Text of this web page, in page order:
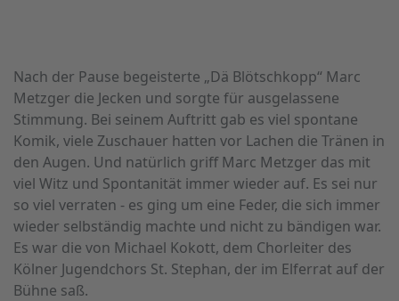
Nach der Pause begeisterte „Dä Blötschkopp“ Marc
Metzger die Jecken und sorgte für ausgelassene
Stimmung. Bei seinem Auftritt gab es viel spontane
Komik, viele Zuschauer hatten vor Lachen die Tränen in
den Augen. Und natürlich griff Marc Metzger das mit
viel Witz und Spontanität immer wieder auf. Es sei nur
so viel verraten - es ging um eine Feder, die sich immer
wieder selbständig machte und nicht zu bändigen war.
Es war die von Michael Kokott, dem Chorleiter des
Kölner Jugendchors St. Stephan, der im Elferrat auf der
Bühne saß.